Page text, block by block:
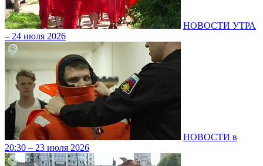
НОВОСТИ УТРА
– 24 июля 2026
НОВОСТИ в
20:30 – 23 июля 2026